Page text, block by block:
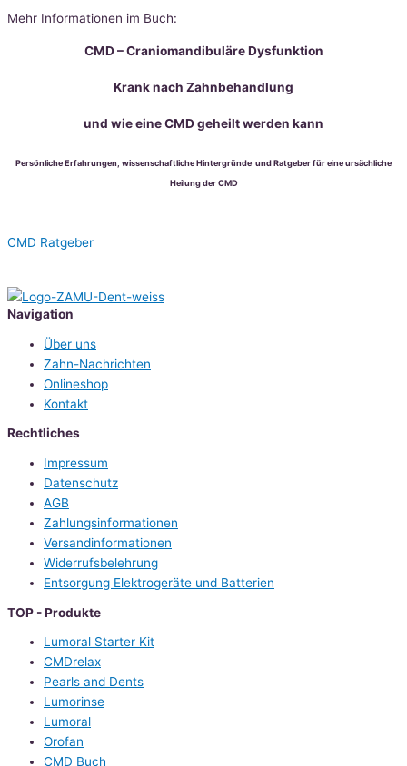
Mehr Informationen im Buch:
CMD – Craniomandibuläre Dysfunktion
Krank nach Zahnbehandlung
und wie eine CMD geheilt werden kann
Persönliche Erfahrungen, wissenschaftliche Hintergründe und Ratgeber für eine ursächliche
Heilung der CMD
CMD Ratgeber
Navigation
Über uns
Zahn-Nachrichten
Onlineshop
Kontakt
Rechtliches
Impressum
Datenschutz
AGB
Zahlungsinformationen
Versandinformationen
Widerrufsbelehrung
Entsorgung Elektrogeräte und Batterien
TOP - Produkte
Lumoral Starter Kit
CMDrelax
Pearls and Dents
Lumorinse
Lumoral
Orofan
CMD Buch